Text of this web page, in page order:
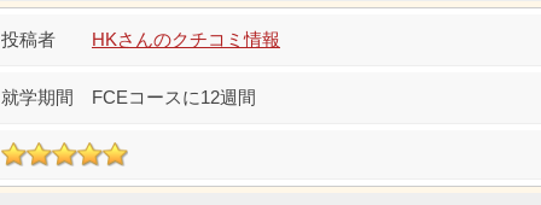
HKさんのクチコミ情報
FCEコースに12週間